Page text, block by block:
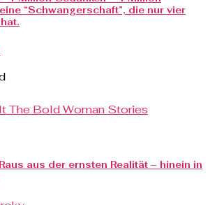
“Schwangerschaft”, die nur vier
aus der ernsten Realität – hinein in